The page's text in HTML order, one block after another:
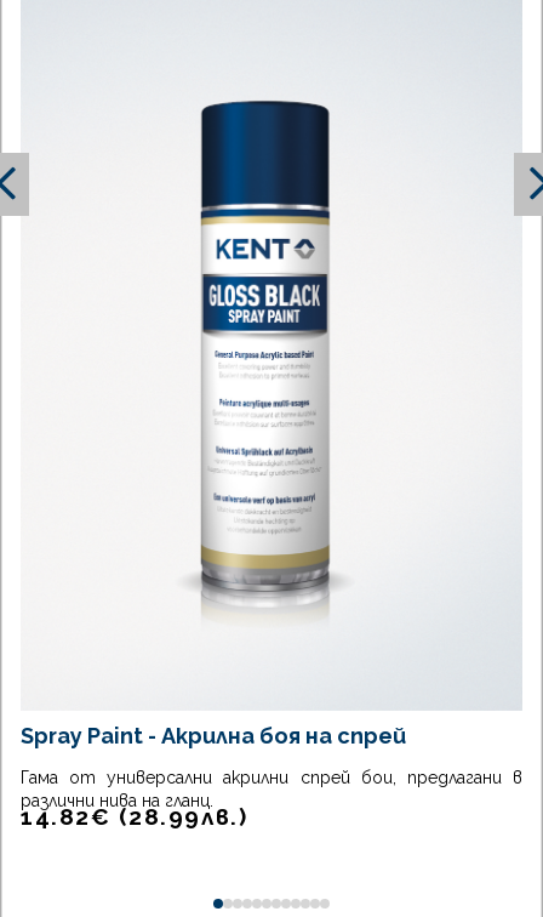
Spray Paint - Акрилна боя на спрей
Гама от универсални акрилни спрей бои, предлагани в
различни нива на гланц.
14.82€ (28.99лв.)
012345678910
11